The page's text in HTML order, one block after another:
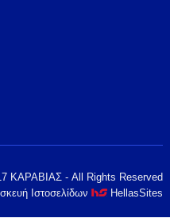
ΚΑΡΑΒΙΑΣ - All Rights Reserved
Ιστοσελίδων
HellasSites